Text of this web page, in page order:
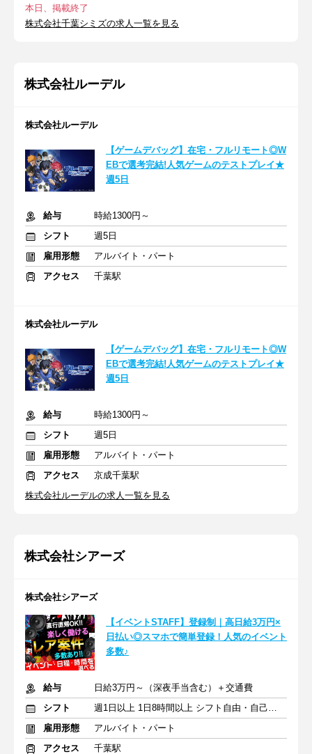
本日、掲載終了
株式会社千葉シミズの求人一覧を見る
株式会社ルーデル
株式会社ルーデル
【ゲームデバッグ】在宅・フルリモート◎W
EBで選考完結!人気ゲームのテストプレイ★
週5日
給与
時給1300円～
シフト
週5日
雇用形態
アルバイト・パート
アクセス
千葉駅
株式会社ルーデル
【ゲームデバッグ】在宅・フルリモート◎W
EBで選考完結!人気ゲームのテストプレイ★
週5日
給与
時給1300円～
シフト
週5日
雇用形態
アルバイト・パート
アクセス
京成千葉駅
株式会社ルーデルの求人一覧を見る
株式会社シアーズ
株式会社シアーズ
【イベントSTAFF】登録制｜高日給3万円×
日払い◎スマホで簡単登録！人気のイベント
多数♪
給与
日給3万円～（深夜手当含む）＋交通費
シフト
週1日以上 1日8時間以上 シフト自由・自己申告
雇用形態
アルバイト・パート
アクセス
千葉駅